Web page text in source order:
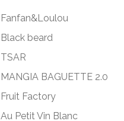
Fanfan&Loulou
Black beard
TSAR
MANGIA BAGUETTE 2.0
Fruit Factory
Au Petit Vin Blanc